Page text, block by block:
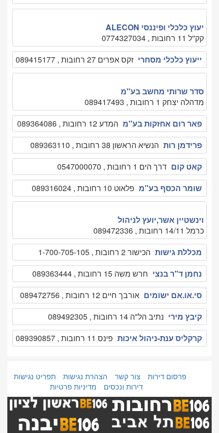
יעוץ כלכלי ופיננסי ALECON
קק''ל 11 רחובות , 0774327034
ייעוץ כלכלי מסחרי זקס אפרים 27 רחובות , 089415177
סדר שרותי מחשב בע''מ
מדהלה יצחק 1 רחובות , 089417493
פאר רום אחזקות בע''מ המדע 12 רחובות , 089364086
פרידמן רות הנשיא הראשון 38 רחובות , 089363110
קאט קום דרך הים 1 רחובות , 0547000070
שומר הכסף בע''מ פלאוט 10 רחובות , 089316024
וינשטיין אשר,יועץ לניהול
כרמל 14/11 רחובות , 089472336
מכללת גישות הכישור 2 רחובות , 1-700-705-105
נחמן ד"ר בנצי חרש משה 15 רחובות , 089363444
סי.או.אם ישומים אורבך חיים 12 רחובות , 089472756
קיבץ מירי נתיב הל"ה 14 רחובות , 089492305
קרקליס ענת-ניהול איכות פינס 11 רחובות , 089390857
פרסום דירות צור קשר הצהרת נגישות
תפריט נגישות
דירות ונכסים
מדיניות פרטיות